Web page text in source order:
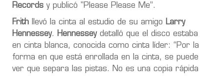
Records y publicó "Please Please Me”.
Frith llevó la cinta al estudio de su amigo Larry
Hennessey. Hennesseydetalló que el disco estaba
en cinta blanca, conocida como cinta líder: “Por la
forma en que está enrollada en la cinta, se puede
ver que separa las pistas. No es una copia rápida